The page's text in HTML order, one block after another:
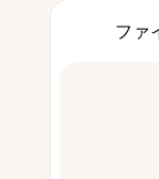
ファ